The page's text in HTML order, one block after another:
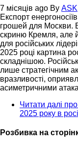
7 місяців ago By ASK
Експорт
грошей для Москви.
скриню Кремля, але й
для російських
2025 році картина
складнішою.
лише стратегічним
вразливості,
асиметричними
Читати далі
2025 року в
Розбивка на